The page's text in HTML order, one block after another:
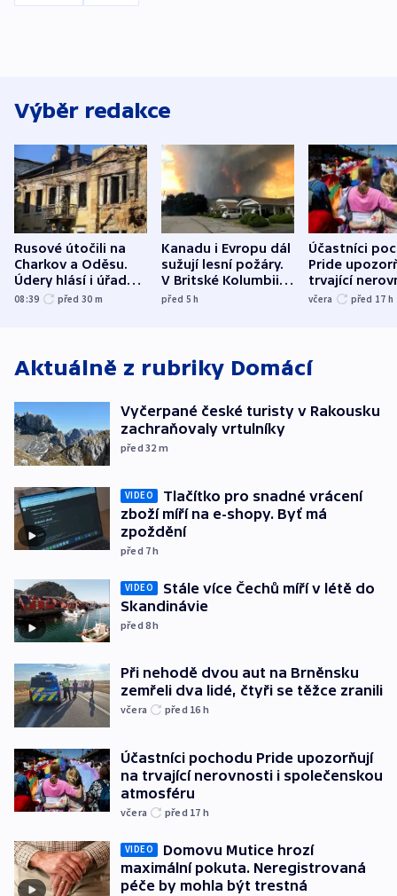
Výběr redakce
Rusové útočili na
Charkov a Oděsu.
Údery hlásí i úřady v
Bělgorodu
08:39 před 30 m
Kanadu i Evropu dál
sužují lesní požáry.
V Britské Kolumbii
evakuovali tisíce lidí
před 5h
Účastníci
Pride
trvající
včera před 17 h
Aktuálně z rubriky Domácí
Vyčerpané české turisty v Rakousku
zachraňovaly vrtulníky
před 32 m
VIDEO
Tlačítko pro snadné vrácení
zboží míří na e-shopy. Byť má
zpoždění
před 7h
VIDEO
Stále více Čechů míří v létě do
Skandinávie
před 8h
Při nehodě dvou aut na Brněnsku
zemřeli dva lidé, čtyři se těžce zranili
včera před 16 h
Účastníci pochodu Pride upozorňují
na trvající nerovnosti i společenskou
atmosféru
včera před 17 h
VIDEO
Domovu Mutice hrozí
maximální pokuta. Neregistrovaná
péče by mohla být trestná